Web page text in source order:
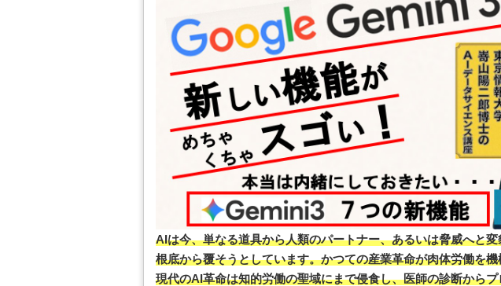
AIは今、単なる道具から人類のパートナー、あるいは脅威へと
根底から覆そうとしています。かつての産業革命が肉体労働を
現代のAI革命は知的労働の聖域にまで侵食し、医師の診断から